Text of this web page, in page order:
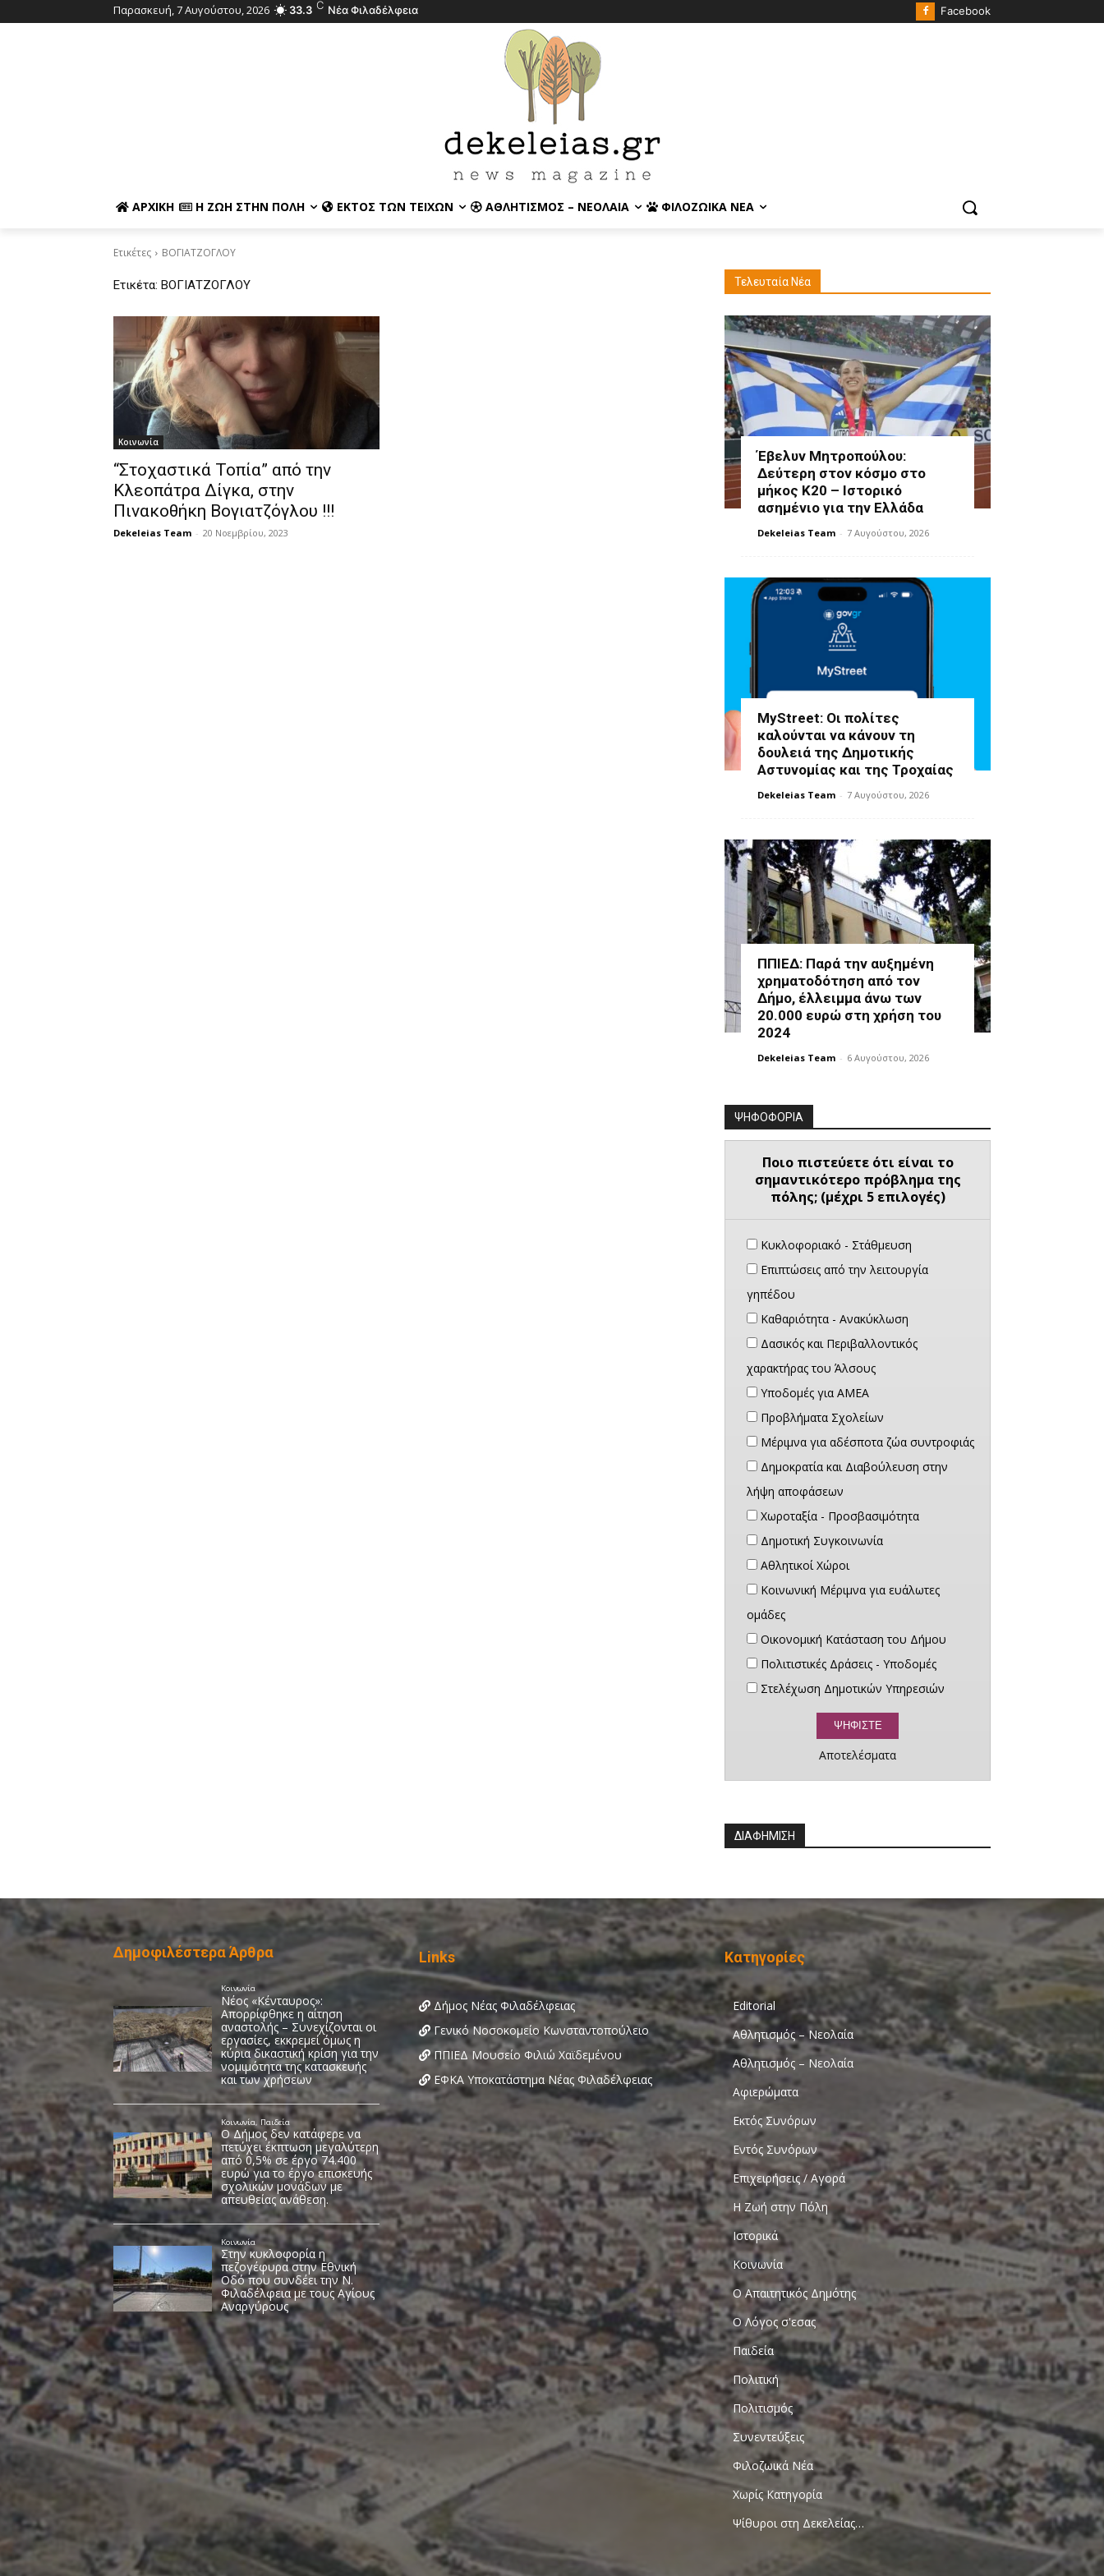
Παρασκευή, 7 Αυγούστου, 2026 33.3 C Νέα Φιλαδέλφεια Facebook
ΑΡΧΙΚΉ Η ΖΩΉ ΣΤΗΝ ΠΌΛΗ ΕΚΤΌΣ ΤΩΝ ΤΕΙΧΏΝ ΑΘΛΗΤΙΣΜΌΣ – ΝΕΟΛΑΊΑ ΦΙΛΟΖΩΙΚΆ ΝΈΑ
Ετικέτες ΒΟΓΙΑΤΖΟΓΛΟΥ
Ετικέτα: ΒΟΓΙΑΤΖΟΓΛΟΥ
Κοινωνία
“Στοχαστικά Τοπία” από την
Κλεοπάτρα Δίγκα, στην
Πινακοθήκη Βογιατζόγλου !!!
Dekeleias Team - 20 Νοεμβρίου, 2023
Τελευταία Νέα
Έβελυν Μητροπούλου:
Δεύτερη στον κόσμο στο
μήκος Κ20 – Ιστορικό
ασημένιο για την Ελλάδα
Dekeleias Team - 7 Αυγούστου, 2026
MyStreet: Οι πολίτες
καλούνται να κάνουν τη
δουλειά της Δημοτικής
Αστυνομίας και της Τροχαίας
Dekeleias Team - 7 Αυγούστου, 2026
ΠΠΙΕΔ: Παρά την αυξημένη
χρηματοδότηση από τον
Δήμο, έλλειμμα άνω των
20.000 ευρώ στη χρήση του
2024
Dekeleias Team - 6 Αυγούστου, 2026
ΨΗΦΟΦΟΡΙΑ
Ποιο πιστεύετε ότι είναι το
σημαντικότερο πρόβλημα της
πόλης; (μέχρι 5 επιλογές)
Κυκλοφοριακό - Στάθμευση
Επιπτώσεις από την λειτουργία
γηπέδου
Καθαριότητα - Ανακύκλωση
Δασικός και Περιβαλλοντικός
χαρακτήρας του Άλσους
Υποδομές για ΑΜΕΑ
Προβλήματα Σχολείων
Μέριμνα για αδέσποτα ζώα συντροφιάς
Δημοκρατία και Διαβούλευση στην
λήψη αποφάσεων
Χωροταξία - Προσβασιμότητα
Δημοτική Συγκοινωνία
Αθλητικοί Χώροι
Κοινωνική Μέριμνα για ευάλωτες
ομάδες
Οικονομική Κατάσταση του Δήμου
Πολιτιστικές Δράσεις - Υποδομές
Στελέχωση Δημοτικών Υπηρεσιών
Αποτελέσματα
ΔΙΑΦΗΜΙΣΗ
Δημοφιλέστερα Άρθρα Links
Δήμος Νέας Φιλαδέλφειας
Γενικό Νοσοκομείο Κωνσταντοπούλειο
ΠΠΙΕΔ Μουσείο Φιλιώ Χαϊδεμένου
ΕΦΚΑ Υποκατάστημα Νέας Φιλαδέλφειας
Κατηγορίες
Editorial
Αθλητισμός – Νεολαία
Αθλητισμός – Νεολαία
Αφιερώματα
Εκτός Συνόρων
Εντός Συνόρων
Επιχειρήσεις / Αγορά
Η Ζωή στην Πόλη
Ιστορικά
Κοινωνία
Ο Απαιτητικός Δημότης
Ο Λόγος σ'εσας
Παιδεία
Πολιτική
Πολιτισμός
Συνεντεύξεις
Φιλοζωικά Νέα
Χωρίς Κατηγορία
Ψίθυροι στη Δεκελείας…